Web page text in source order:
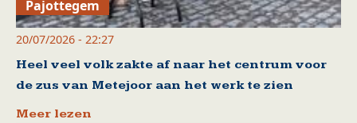
Pajottegem
20/07/2026 - 22:27
Heel veel volk zakte af naar het centrum voor
de zus van Metejoor aan het werk te zien
Meer lezen